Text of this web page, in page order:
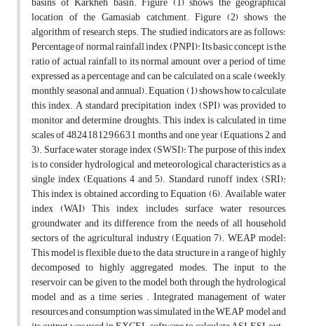
location of the Gamasiab catchment. Figure (2) shows the
algorithm of research steps. The studied indicators are as follows:
Percentage of normal rainfall index (PNPI): Its basic concept is the
ratio of actual rainfall to its normal amount over a period of time,
expressed as a percentage and can be calculated on a scale (weekly,
monthly, seasonal and annual). Equation (1) shows how to calculate
this index. A standard precipitation index (SPI) was provided to
monitor and determine droughts. This index is calculated in time
scales of 48,24,18,12,9,6,6,3,1 months and one year (Equations 2 and
3). Surface water storage index (SWSI): The purpose of this index
is to consider hydrological and meteorological characteristics as a
single index (Equations 4 and 5). Standard runoff index (SRI):
This index is obtained according to Equation (6). Available water
index (WAI) This index includes surface water resources,
groundwater and its difference from the needs of all household
sectors of the agricultural industry (Equation 7). WEAP model:
This model is flexible due to the data structure in a range of highly
decomposed to highly aggregated modes. The input to the
reservoir can be given to the model both through the hydrological
model and as a time series . Integrated management of water
resources and consumption was simulated in the WEAP model and